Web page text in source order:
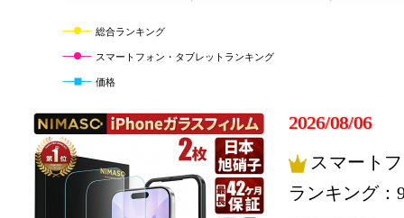
総合ランキング
スマートフォン・タブレットランキング
価格
2026/08/06
スマート
ランキング：